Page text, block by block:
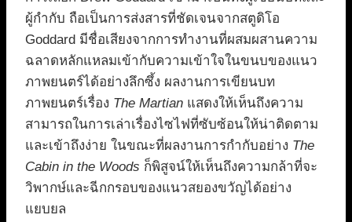
ผู้กำกับ ถือเป็นการส่งสารที่ชัดเจนจากสตูดิโอ
Goddard มีชื่อเสียงจากการทำงานที่ผสมผสานความ
ฉลาดหลักแหลมเข้ากับความเข้าใจในขนบของแนว
ภาพยนตร์ได้อย่างลึกซึ้ง ผลงานการเขียนบท
ภาพยนตร์เรื่อง The Martian แสดงให้เห็นถึงความ
สามารถในการเล่าเรื่องไซไฟที่ซับซ้อนให้น่าติดตาม
และเข้าถึงง่าย ในขณะที่ผลงานการกำกับอย่าง The
Cabin in the Woods ก็พิสูจน์ให้เห็นถึงความกล้าที่จะ
วิพากษ์และฉีกกรอบของแนวสยองขวัญได้อย่าง
แยบยล